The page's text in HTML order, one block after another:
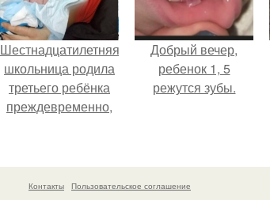
Шестнадцатилетняя
школьница родила
третьего ребёнка
преждевременно,
Добрый вечер,
ребенок 1, 5
режутся зубы.
Контакты
Пользовательское соглашение